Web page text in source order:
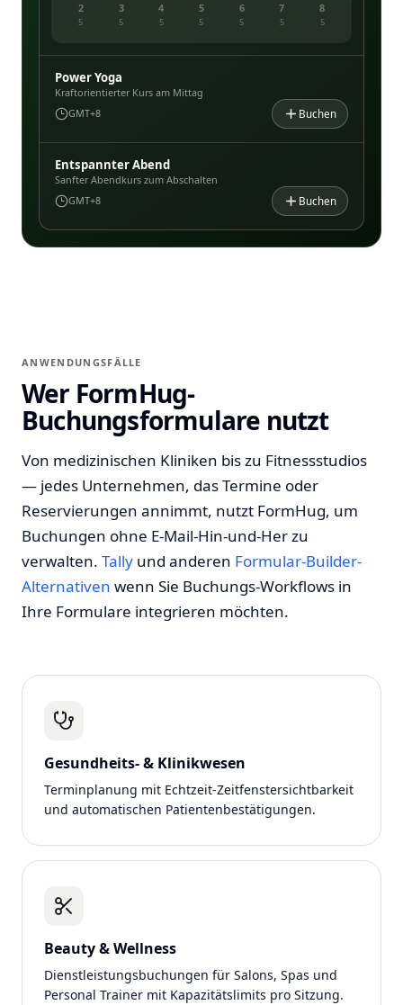
2
5
3
5
4
5
5
5
6
5
7
5
8
5
Power Yoga
Kraftorientierter Kurs am Mittag
GMT+8 Buchen
Entspannter Abend
Sanfter Abendkurs zum Abschalten
GMT+8 Buchen
ANWENDUNGSFÄLLE
Wer FormHug-
Buchungsformulare nutzt
Von medizinischen Kliniken bis zu Fitnessstudios
— jedes Unternehmen, das Termine oder
Reservierungen annimmt, nutzt FormHug, um
Buchungen ohne E-Mail-Hin-und-Her zu
verwalten. Tally und anderen Formular-Builder-
Alternativen wenn Sie Buchungs-Workflows in
Ihre Formulare integrieren möchten.
Gesundheits- & Klinikwesen
Terminplanung mit Echtzeit-Zeitfenstersichtbarkeit
und automatischen Patientenbestätigungen.
Beauty & Wellness
Dienstleistungsbuchungen für Salons, Spas und
Personal Trainer mit Kapazitätslimits pro Sitzung.